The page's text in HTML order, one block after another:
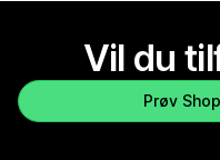
Vil du
Prøv